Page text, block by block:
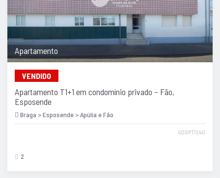
Apartamento
VENDIDO
Apartamento T1+1 em condomínio privado – Fão,
Esposende
Braga > Esposende > Apúlia e Fão
GDSPT1240
2